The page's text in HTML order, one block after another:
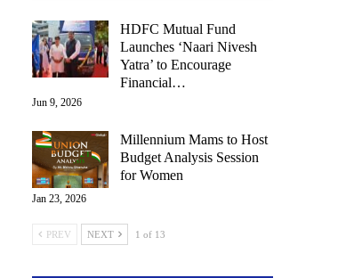
HDFC Mutual Fund
Launches ‘Naari Nivesh
Yatra’ to Encourage
Financial…
Jun 9, 2026
Millennium Mams to Host
Budget Analysis Session
for Women
Jan 23, 2026
PREV NEXT 1 of 13